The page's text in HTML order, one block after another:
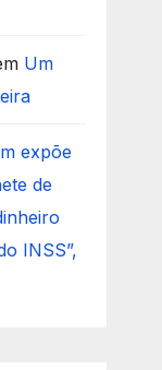
Um
expõe
de
INSS”,